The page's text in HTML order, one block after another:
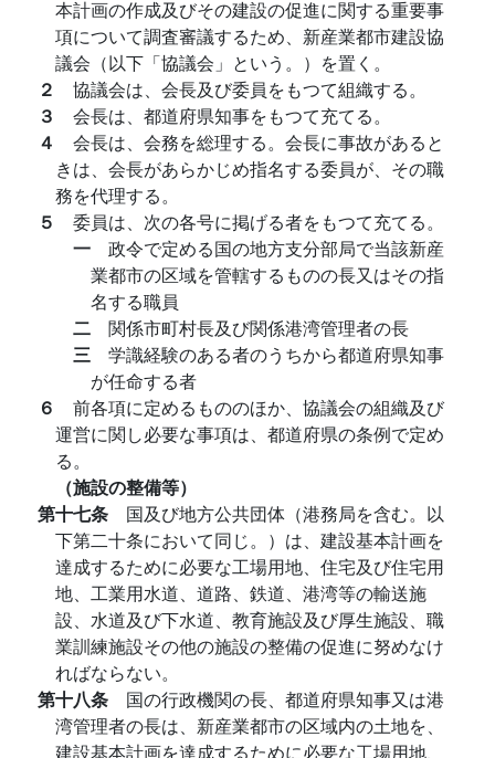
本計画の作成及びその建設の促進に関する重要事
項について調査審議するため、新産業都市建設協
議会（以下「協議会」という。）を置く。
２ 協議会は、会長及び委員をもつて組織する。
３ 会長は、都道府県知事をもつて充てる。
４ 会長は、会務を総理する。会長に事故があると
きは、会長があらかじめ指名する委員が、その職
務を代理する。
５ 委員は、次の各号に掲げる者をもつて充てる。
一 政令で定める国の地方支分部局で当該新産
業都市の区域を管轄するものの長又はその指
名する職員
二 関係市町村長及び関係港湾管理者の長
三 学識経験のある者のうちから都道府県知事
が任命する者
６ 前各項に定めるもののほか、協議会の組織及び
運営に関し必要な事項は、都道府県の条例で定め
る。
（施設の整備等）
第十七条 国及び地方公共団体（港務局を含む。以
下第二十条において同じ。）は、建設基本計画を
達成するために必要な工場用地、住宅及び住宅用
地、工業用水道、道路、鉄道、港湾等の輸送施
設、水道及び下水道、教育施設及び厚生施設、職
業訓練施設その他の施設の整備の促進に努めなけ
ればならない。
第十八条 国の行政機関の長、都道府県知事又は港
湾管理者の長は、新産業都市の区域内の土地を、
建設基本計画を達成するために必要な工場用地、